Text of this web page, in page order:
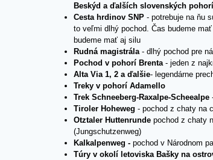
2018)
roku 2018)
v roku 2015)
2015)
v roku 2016)
Beskýd a ďalších slovenských pohorí
Cesta hrdinov SNP - potrebuje na ňu
to veľmi dlhý pochod. Čas budeme
budeme mať aj silu
Rudná magistrála - dlhý pochod pre
Pochod v pohorí Brenta - jeden z
Alta Via 1, 2 a ďalšie- legendárne
Treky v pohorí Adamello
Trek Schneeberg-Raxalpe-Scheealpe
Tiroler Hoheweg - pochod z chaty na
Otztaler Huttenrunde pochod z chaty
(Jungschutzenweg)
Kalkalpenweg - pochod v Národnom
Túry v okolí letoviska Bašky na